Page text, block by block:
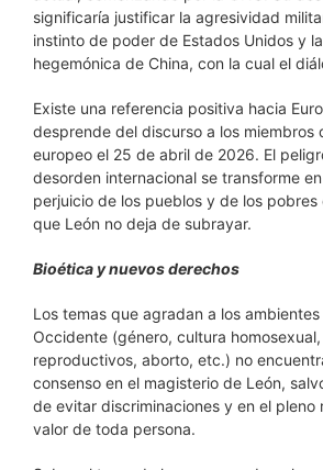
significaría justificar la agresividad
instinto de poder de Estados Unidos y
hegemónica de China, con la cual el
Existe una referencia positiva hacia
desprende del discurso a los miembros
europeo el 25 de abril de 2026. El
desorden internacional se transforme
perjuicio de los pueblos y de los pobres
que León no deja de subrayar.
Bioética y nuevos derechos
Los temas que agradan a los
Occidente (género, cultura
reproductivos, aborto, etc.) no
consenso en el magisterio de León,
de evitar discriminaciones y en el pleno
valor de toda persona.